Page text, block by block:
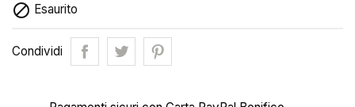
 Esaurito
Condividi